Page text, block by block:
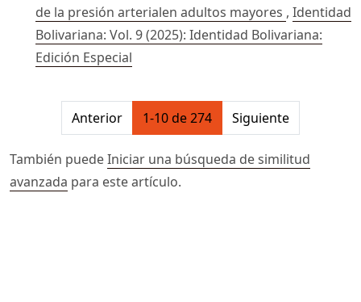
de la presión arterialen adultos mayores , Identidad
Bolivariana: Vol. 9 (2025): Identidad Bolivariana:
Edición Especial
##issue.pagination##
Anterior 1-10 de 274 Siguiente
También puedeIniciar una búsqueda de similitud
avanzada para este artículo.